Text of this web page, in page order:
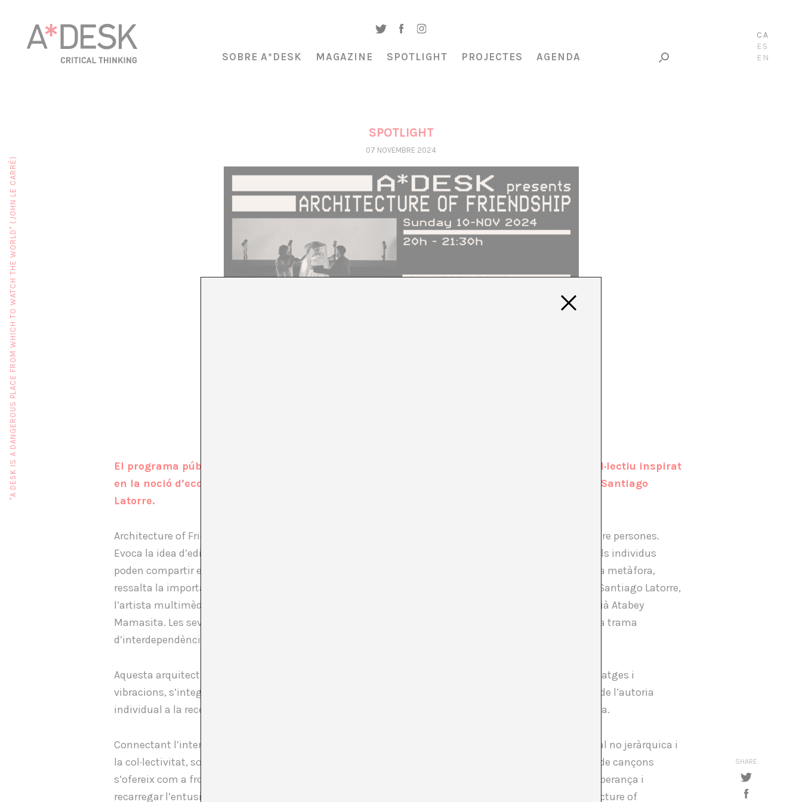
CA
ES
EN
SOBRE A*DESK MAGAZINE SPOTLIGHT PROJECTES AGENDA
SPOTLIGHT
07 NOVEMBRE 2024
El programa públic de A*DESK, A*LIVE 2024, presenta Architecture of Friendship, projecte col·lectiu inspirat
en la noció d’ecosistema i el valor de la interdependència, conduït pel compositor aragonès Santiago
Latorre.
Architecture of Friendship suggereix la construcció de relacions sòlides, duradores i significatives entre persones.
Evoca la idea d’edificar connexions emocionals i socials.
Així com crear un espai segur i acollidor on els individus
poden compartir experiències, recolzar-se mútuament i créixer junts.
Architecture of Friendship com a metàfora,
ressalta la importància de la col·laboració, la confiança i el compromís entre el compositor espanyol Santiago Latorre,
l’artista multimèdia nord-americà Colin Self, la cantant espanyola Nieves Arilla i el performer colombià Atabey
Mamasita. Les seves performances són en essència com un ecosistema on els ens s’entrellacen a una trama
d’interdependència.
Aquesta arquitectura musical, organitzada amb cura amb sensors, veus, llums, moviments, sons, imatges i
vibracions, s’integra amb el seu entorn de manera orgànica.
El projecte resultant difumina els límits de l’autoria
individual a la recerca d’una signatura col·lectiva, i troba en la cooperació una dimensió estesa de cura.
Connectant l’interès compartit pel grup en la construcció d’ecologies creatives, la composició musical no jeràrquica i
la col·lectivitat, sorgeix el projecte d’una pràctica necessària de descans, curació i cura.
La seqüència de cançons
s’ofereix com a frontisses per activar i exercitar l’empatia, les connexions sensibles, per despertar l’esperança i
recarregar l’entusiasme, potser fins i tot per fomentar la cura entre allò familiar i allò estrany.
Architecture of
SHARE
"A DESK IS A DANGEROUS PLACE FROM WHICH TO WATCH THE WORLD" (JOHN LE CARRÉ)